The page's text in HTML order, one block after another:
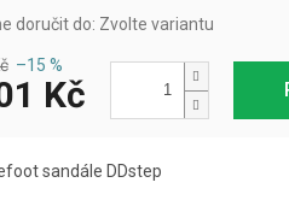
doručit do: Zvolte variantu
–15 %
Kč
sandále DDstep